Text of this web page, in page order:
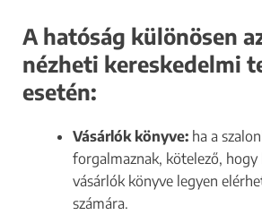
A hatóság különösen
nézheti kereskedelmi
esetén:
Vásárlók könyve: ha a
forgalmaznak, kötelező,
vásárlók könyve legyen
számára.